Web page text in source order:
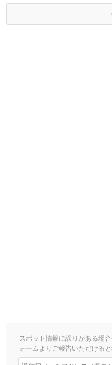
スポット情報に誤りがある場
ォームよりご報告いただけると